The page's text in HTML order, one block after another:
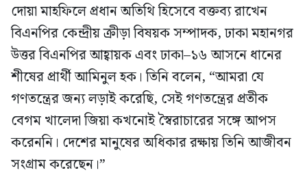
দোয়া মাহফিলে প্রধান অতিথি হিসেবে বক্তব্য রাখেন
বিএনপির কেন্দ্রীয় ক্রীড়া বিষয়ক সম্পাদক, ঢাকা মহানগর
উত্তর বিএনপির আহ্বায়ক এবং ঢাকা–১৬ আসনে ধানের
শীষের প্রার্থী আমিনুল হক। তিনি বলেন, “আমরা যে
গণতন্ত্রের জন্য লড়াই করেছি, সেই গণতন্ত্রের প্রতীক
বেগম খালেদা জিয়া কখনোই স্বৈরাচারের সঙ্গে আপস
করেননি। দেশের মানুষের অধিকার রক্ষায় তিনি আজীবন
সংগ্রাম করেছেন।”